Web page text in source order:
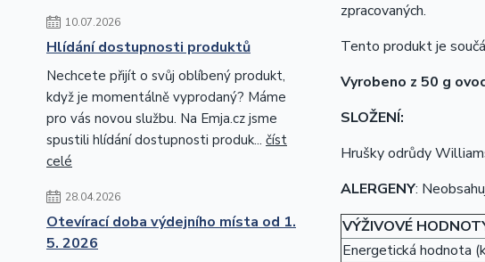
10.07.2026
Hlídání dostupnosti produktů
Nechcete přijít o svůj oblíbený produkt,
když je momentálně vyprodaný? Máme
pro vás novou službu. Na Emja.cz jsme
spustili hlídání dostupnosti produk... číst
celé
28.04.2026
Otevírací doba výdejního místa od 1.
5. 2026
zpracovaných.
Tento produkt je
Vyrobeno z 50 g
SLOŽENÍ:
Hrušky odrůdy
ALERGENY:
VÝŽIVOVÉ
Energetická hodnota